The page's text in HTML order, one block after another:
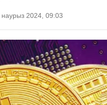
наурыз 2024, 09:03